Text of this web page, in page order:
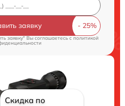
заявку
заявку" Вы соглашаетесь cполитикой
Скидка по